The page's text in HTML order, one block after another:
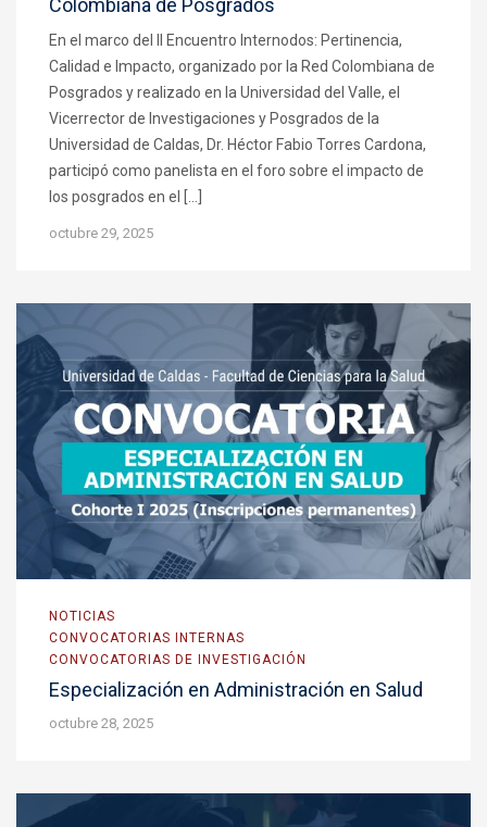
Colombiana de Posgrados
En el marco del II Encuentro Internodos: Pertinencia,
Calidad e Impacto, organizado por la Red Colombiana de
Posgrados y realizado en la Universidad del Valle, el
Vicerrector de Investigaciones y Posgrados de la
Universidad de Caldas, Dr. Héctor Fabio Torres Cardona,
participó como panelista en el foro sobre el impacto de
los posgrados en el […]
octubre 29, 2025
NOTICIAS
CONVOCATORIAS INTERNAS
CONVOCATORIAS DE INVESTIGACIÓN
Especialización en Administración en Salud
octubre 28, 2025